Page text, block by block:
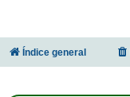
Índice general